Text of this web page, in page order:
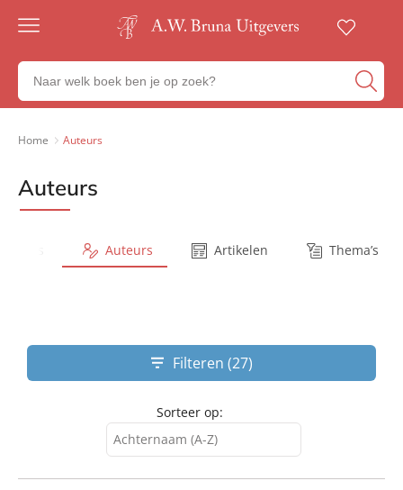
Gratis
23:00
besteld,
werkdag
Veilig
betalen
Zoeken
naar
boeken,
Home Auteurs
Auteurs
Auteurs Artikelen Thema’s
Filteren (27)
Sorteer op:
Achternaam (A-Z)